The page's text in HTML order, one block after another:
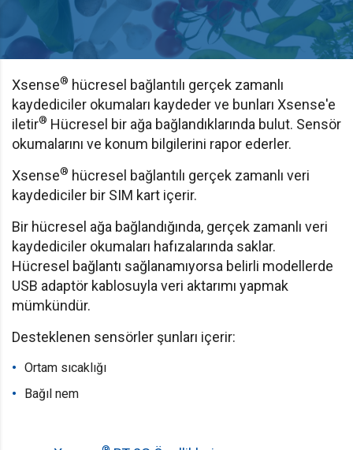
Xsense® hücresel bağlantılı gerçek zamanlı
kaydediciler okumaları kaydeder ve bunları Xsense'e
iletir® Hücresel bir ağa bağlandıklarında bulut. Sensör
okumalarını ve konum bilgilerini rapor ederler.
Xsense® hücresel bağlantılı gerçek zamanlı veri
kaydediciler bir SIM kart içerir.
Bir hücresel ağa bağlandığında, gerçek zamanlı veri
kaydediciler okumaları hafızalarında saklar.
Hücresel bağlantı sağlanamıyorsa belirli modellerde
USB adaptör kablosuyla veri aktarımı yapmak
mümkündür.
Desteklenen sensörler şunları içerir:
Ortam sıcaklığı
Bağıl nem